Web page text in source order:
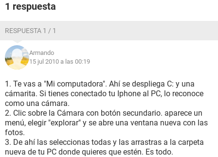
1 respuesta
RESPUESTA 1 / 1
Armando
15 jul 2010 a las 00:19
1. Te vas a "Mi computadora". Ahí se despliega C: y una
cámarita. Si tienes conectado tu Iphone al PC, lo reconoce
como una cámara.
2. Clic sobre la Cámara con botón secundario. aparece un
menú, elegir "explorar" y se abre una ventana nueva con las
fotos.
3. De ahí las seleccionas todas y las arrastras a la carpeta
nueva de tu PC donde quieres que estén. Es todo.